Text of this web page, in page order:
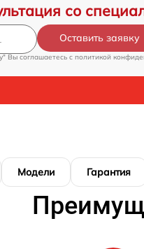
со
Оставить заявку
Вы соглашаетесь c политикой
Модели Гарантия